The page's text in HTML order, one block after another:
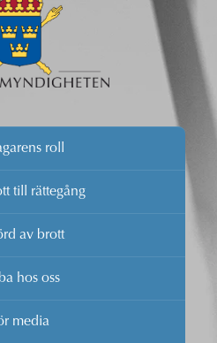
roll
till rättegång
av brott
hos oss
media